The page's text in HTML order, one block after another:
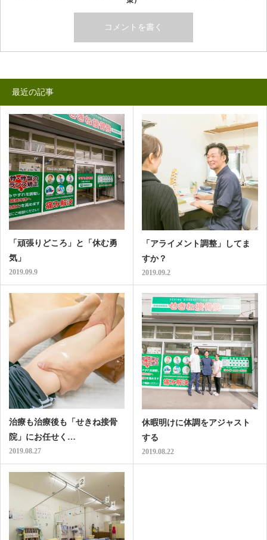
最近の記事
「頑張りどころ」と「休む勇
気」
2019.09.9
「アライメント調整」してま
すか？
2019.09.2
治療も治療後も「せきね接骨
院」にお任せく…
2019.08.27
休暇明けに体調をアジャスト
する
2019.08.22